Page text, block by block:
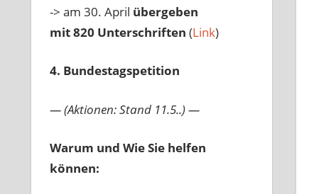
-> am 30. April übergeben
mit 820 Unterschriften (Link)
4. Bundestagspetition
— (Aktionen: Stand 11.5..) —
Warum und Wie Sie helfen
können: